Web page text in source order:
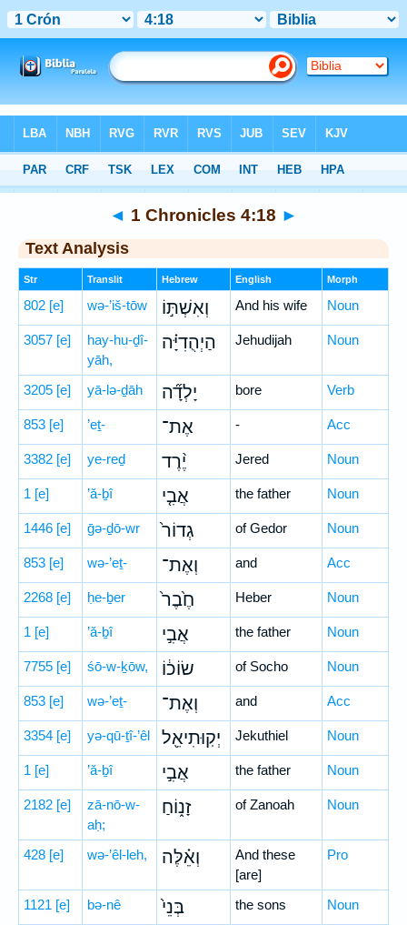
Hebrew> 1 Chronicles 4:18
◄ 1 Chronicles 4:18 ►
Text Analysis
Str Translit Hebrew English Morph
802 [e] wə-’iš-tōw וְאִשְׁתּ֣וֹ And his wife Noun
3057 [e]
hay-hu-ḏî-
yāh,
הַיְהֻדִיָּ֗ה Jehudijah Noun
3205 [e] yā-lə-ḏāh יָלְדָ֞ה bore Verb
853 [e] ’eṯ- אֶת־ - Acc
3382 [e] ye-reḏ יֶ֨רֶד Jered Noun
1 [e] ’ă-ḇî אֲבִ֤י the father Noun
1446 [e] ḡə-ḏō-wr גְדוֹר֙ of Gedor Noun
853 [e] wə-’eṯ- וְאֶת־ and Acc
2268 [e] ḥe-ḇer חֶ֙בֶר֙ Heber Noun
1 [e] ’ă-ḇî אֲבִ֣י the father Noun
7755 [e] śō-w-ḵōw, שׂוֹכ֔וֹ of Socho Noun
853 [e] wə-’eṯ- וְאֶת־ and Acc
3354 [e] yə-qū-ṯî-’êl יְקֽוּתִיאֵ֖ל Jekuthiel Noun
1 [e] ’ă-ḇî אֲבִ֣י the father Noun
2182 [e]
zā-nō-w-
aḥ;
זָנ֑וֹחַ of Zanoah Noun
428 [e] wə-’êl-leh, וְאֵ֗לֶּה
And these
[are]
Pro
1121 [e] bə-nê בְּנֵי֙ the sons Noun